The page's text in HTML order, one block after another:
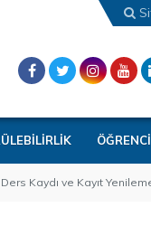
ÖĞRENCİ
Kaydı ve Kayıt